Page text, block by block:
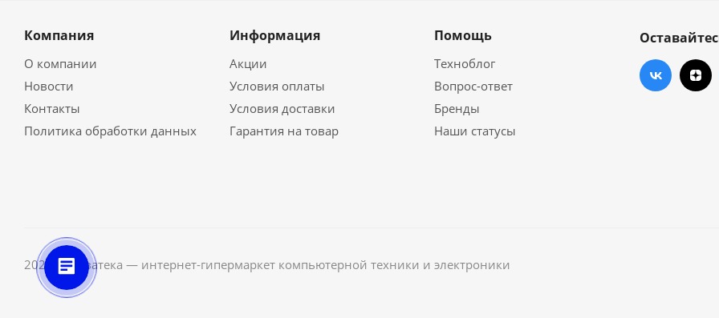
Компания
О компании
Новости
Контакты
Политика обработки данных
Информация
Акции
Условия оплаты
Условия доставки
Гарантия на товар
Помощь
Техноблог
Вопрос-ответ
Бренды
Наши статусы
2026 © Неватека — интернет-гипермаркет компьютерной техники и электроники